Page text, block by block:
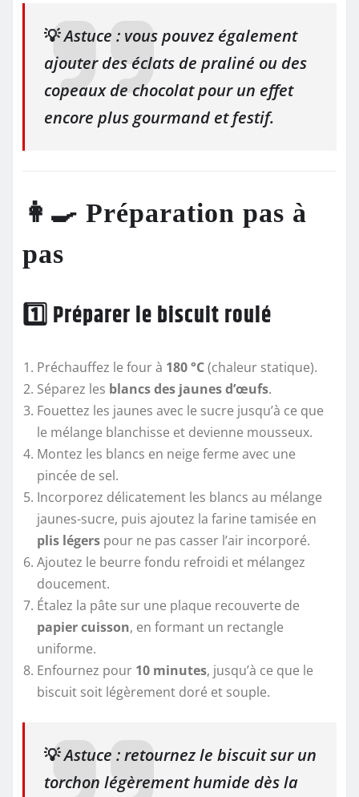
💡Astuce : vous pouvez également
ajouter des éclats de praliné ou des
copeaux de chocolat pour un effet
encore plus gourmand et festif.
👩‍🍳 Préparation pas à
pas
1️⃣ Préparer le biscuit roulé
Préchauffez le four à 180 °C(chaleur statique).
Séparez les blancs des jaunes d’œufs.
Fouettez les jaunes avec le sucre jusqu’à ce que
le mélange blanchisse et devienne mousseux.
Montez les blancs en neige ferme avec une
pincée de sel.
Incorporez délicatement les blancs au mélange
jaunes-sucre, puis ajoutez la farine tamisée en
plis légers pour ne pas casser l’air incorporé.
Ajoutez le beurre fondu refroidi et mélangez
doucement.
Étalez la pâte sur une plaque recouverte de
papier cuisson, en formant un rectangle
uniforme.
Enfournez pour 10 minutes, jusqu’à ce que le
biscuit soit légèrement doré et souple.
💡Astuce : retournez le biscuit sur un
torchon légèrement humide dès la